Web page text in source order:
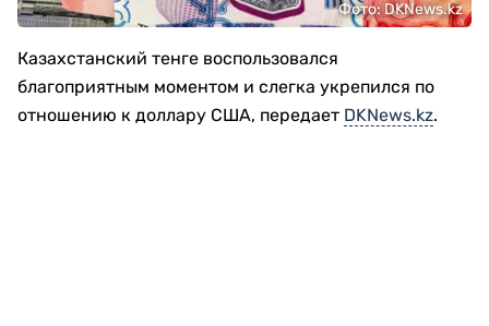
Фото: DKNews.kz
Казахстанский тенге воспользовался
благоприятным моментом и слегка укрепился по
отношению к доллару США, передает DKNews.kz.